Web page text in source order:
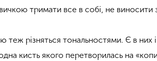
тримати все в собі, не виносити
теж різняться тональностями. Є в них
кисть якого перетворилась на